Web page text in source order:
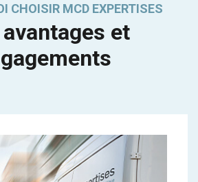
CHOISIR MCD EXPERTISES
et